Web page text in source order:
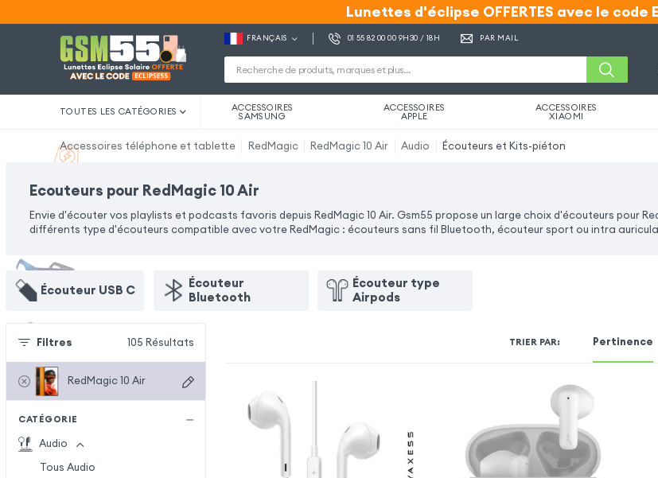
Lunettes d'éclipse OFFERTES avec le code
Lunettes d'éclipse OFFERTES avec le code
FRANÇAIS 01 55 82 00 00 9H30 / 18H PAR MAIL
TOUTES LES CATÉGORIES ACCESSOIRES
SAMSUNG
ACCESSOIRES
APPLE
ACCESSOIRES
XIAOMI
Accessoires téléphone et tablette RedMagic RedMagic 10 Air Audio Écouteurs et Kits-piéton
Ecouteurs pour RedMagic 10 Air
Envie d'écouter vos playlists et podcasts favoris depuis RedMagic 10 Air. Gsm55 propose un large choix d'écouteurs pour
différents type d'écouteurs compatible avec votre RedMagic : écouteurs sans fil Bluetooth, écouteur sport ou intra
Écouteur USB C
Écouteur
Bluetooth
Écouteur type
Airpods
Filtres 105 Résultats
RedMagic 10 Air
CATÉGORIE
Audio
Tous Audio
TRIER PAR: Pertinence